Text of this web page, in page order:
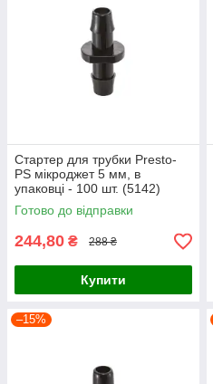
Стартер для трубки Presto-
PS мікроджет 5 мм, в
упаковці - 100 шт. (5142)
Готово до відправки
244,80 ₴ 288 ₴
Купити
–15%